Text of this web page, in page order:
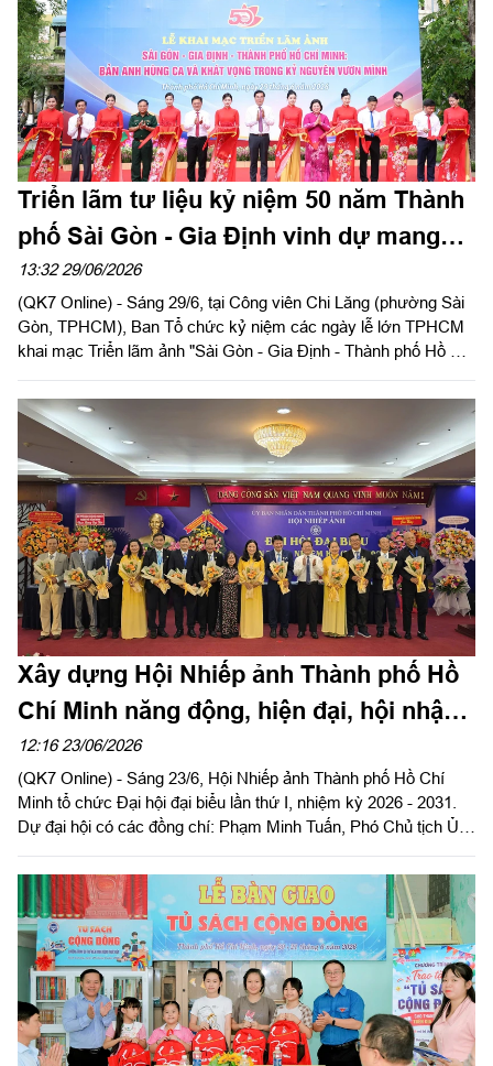
Triển lãm tư liệu kỷ niệm 50 năm Thành
phố Sài Gòn - Gia Định vinh dự mang
tên Chủ tịch Hồ Chí Minh
13:32 29/06/2026
(QK7 Online) - Sáng 29/6, tại Công viên Chi Lăng (phường Sài
Gòn, TPHCM), Ban Tổ chức kỷ niệm các ngày lễ lớn TPHCM
khai mạc Triển lãm ảnh "Sài Gòn - Gia Định - Thành phố Hồ Chí
mình", nhân kỷ niệm 50 năm Ngày Thành phố Sài Gòn - Gia
Định vinh dự mang tên Chủ tịch Hồ Chí Minh (2-7-1976 - 2-7-
2026).
Xây dựng Hội Nhiếp ảnh Thành phố Hồ
Chí Minh năng động, hiện đại, hội nhập
và phát triển
12:16 23/06/2026
(QK7 Online) - Sáng 23/6, Hội Nhiếp ảnh Thành phố Hồ Chí
Minh tổ chức Đại hội đại biểu lần thứ I, nhiệm kỳ 2026 - 2031.
Dự đại hội có các đồng chí: Phạm Minh Tuấn, Phó Chủ tịch Ủy
Thị Thanh Thủy, Phó Trưởng ban Tuyên giáo và Dân vận Thành
ủy Thành phố Hồ Chí Minh cùng đông đảo hội viên Hội Nhiếp
ảnh thành phố.